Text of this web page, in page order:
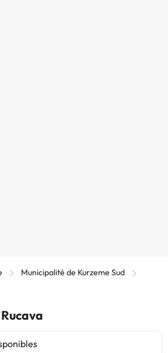
Municipalité de Kurzeme Sud